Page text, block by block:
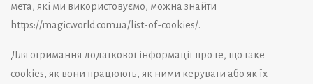
мета, які ми використовуємо, можна знайти
https://magicworld.com.ua/list-of-cookies/.
Для отримання додаткової інформації про те, що таке
cookies, як вони працюють, як ними керувати або як їх